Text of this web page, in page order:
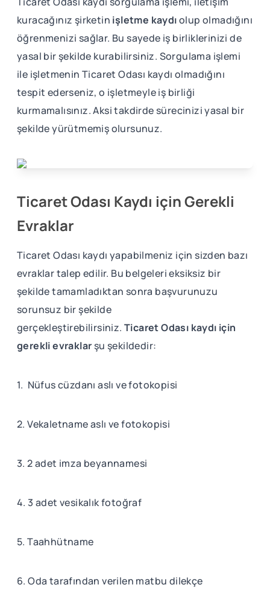
kuracağınız şirketin işletme kaydıolup olmadığını
öğrenmenizi sağlar. Bu sayede iş birliklerinizi de
yasal bir şekilde kurabilirsiniz. Sorgulama işlemi
ile işletmenin Ticaret Odası kaydı olmadığını
tespit ederseniz, o işletmeyle iş birliği
kurmamalısınız. Aksi takdirde sürecinizi yasal bir
şekilde yürütmemiş olursunuz.
Ticaret Odası Kaydı için Gerekli
Evraklar
Ticaret Odası kaydı yapabilmeniz için sizden bazı
evraklar talep edilir. Bu belgeleri eksiksiz bir
şekilde tamamladıktan sonra başvurunuzu
sorunsuz bir şekilde
gerçekleştirebilirsiniz. Ticaret Odası kaydı için
gerekli evraklar şu şekildedir:
1. Nüfus cüzdanı aslı ve fotokopisi
2. Vekaletname aslı ve fotokopisi
3. 2 adet imza beyannamesi
4. 3 adet vesikalık fotoğraf
5. Taahhütname
6. Oda tarafından verilen matbu dilekçe